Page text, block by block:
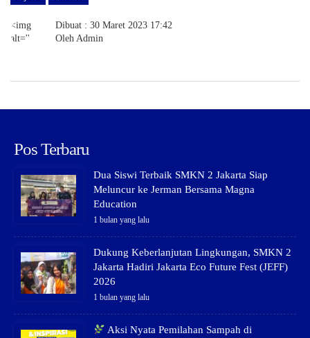
Dibuat : 30 Maret 2023 17:42
Oleh Admin
<img
alt=''
40
photo'
width='40'
decoding='async'/>
Pos Terbaru
Dua Siswi Terbaik SMKN 2 Jakarta Siap
Meluncur ke Jerman Bersama Magna
Education
1 bulan yang lalu
Dukung Keberlanjutan Lingkungan, SMKN 2
Jakarta Hadiri Jakarta Eco Future Fest (JEFF)
2026
1 bulan yang lalu
Aksi Nyata Pemilahan Sampah di